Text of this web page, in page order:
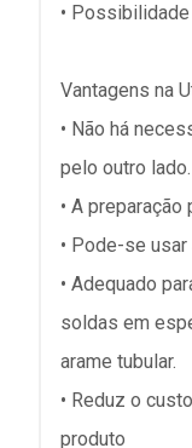
•
Vantagens na
• Não há
pelo outro lado.
• A
• Pode-se
• Adequado
soldas em
arame tubular.
• Reduz o
produto